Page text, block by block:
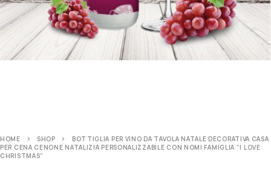
HOME SHOP
BOTTIGLIA PER VINO DA TAVOLA NATALE DECORATIVA CASA
PER CENA CENONE NATALIZIA PERSONALIZZABILE CON NOMI FAMIGLIA ”I LOVE
CHRISTMAS”